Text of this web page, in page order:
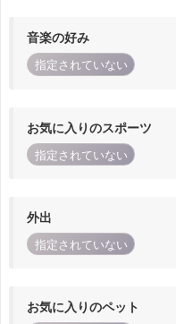
音楽の好み
指定されていない
お気に入りのスポーツ
指定されていない
外出
指定されていない
お気に入りのペット